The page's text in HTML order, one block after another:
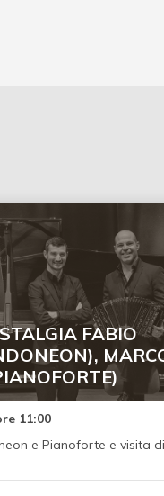
FABIO
11:00
e Pianoforte e visita di